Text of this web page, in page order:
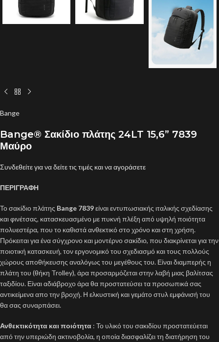
Bange
Bange® Σακίδιο πλάτης 24LT 15,6” 7839
Μαύρο
Συνδεθείτε για να δείτε τις τιμές και να αγοράσετε
ΠΕΡΙΓΡΑΦΗ
Το σακίδιο πλάτης Bange 7839είναι εντυπωσιακής ιταλικής σχεδίασης
και φινέτσας, κατασκευασμένο με πυκνή πλέξη από υψηλή ποιότητα
πολυεστέρα, που το καθιστά ανθεκτικό στο χρόνο και στη χρήση.
Πρόκειται για ένα σύγχρονο και μοντέρνο σακίδιο, που διακρίνεται για την
ποιοτική κατασκευή, τον εργονομικό του σχεδιασμό και τους πολλούς
χώρους αποθήκευσης αναλόγως του μεγέθους του. Είναι διαμπερής η
πλάτη του (θήκη Trolley), άρα προσαρμόζεται στην λαβή μιας βαλίτσας
ταξιδίου. Είναι αδιάβροχο άρα θα προστατεύσει τα προσωπικά σας
αντικείμενα απο την βροχή. Η ελκυστική και γεμάτο στυλ εμφάνισή του
θα σας συναρπάσει.
Ανθεκτικότητα και ποιότητα : Το υλικό του σακιδίου προστατεύεται
από την υπεριώδη ακτινοβολία, η οποία διασφαλίζει τη διατήρηση του